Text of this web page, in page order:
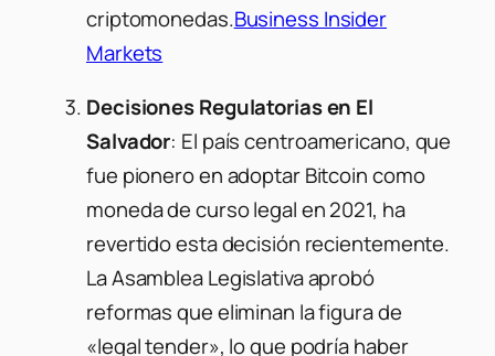
criptomonedas.Business Insider
Markets
Decisiones Regulatorias en El
Salvador: El país centroamericano, que
fue pionero en adoptar Bitcoin como
moneda de curso legal en 2021, ha
revertido esta decisión recientemente.
La Asamblea Legislativa aprobó
reformas que eliminan la figura de
«legal tender», lo que podría haber